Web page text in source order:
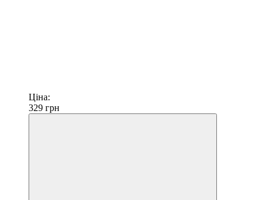
Ціна:
329 грн